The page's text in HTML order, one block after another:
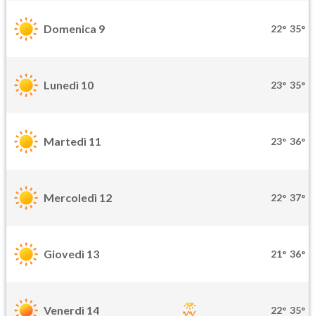
Domenica 9 22° 35°
Lunedì 10 23° 35°
Martedì 11 23° 36°
Mercoledì 12 22° 37°
Giovedì 13 21° 36°
Venerdì 14 22° 35°